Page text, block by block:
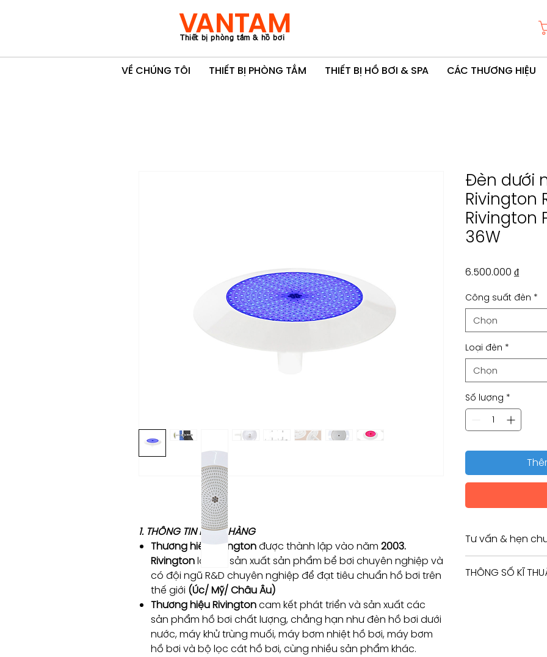
VANTAM
Thiết bị phòng tắm & hồ bơi
VỀ CHÚNG TÔI THIẾT BỊ PHÒNG TẮM THIẾT BỊ HỒ BƠI & SPA CÁC THƯƠNG HIỆU
1. THÔNG TIN NHÃN HÀNG
Thương hiệu Rivingtonđược thành lập vào năm 2003.
Rivingtonlà nhà sản xuất sản phẩm bể bơi chuyên nghiệp và
có đội ngũ R&D chuyên nghiệp để đạt tiêu chuẩn hồ bơi trên
thế giới (Úc/ Mỹ/ Châu Âu)
Thương hiệu Rivingtoncam kết phát triển và sản xuất các
sản phẩm hồ bơi chất lượng, chẳng hạn như đèn hồ bơi dưới
nước, máy khử trùng muối, máy bơm nhiệt hồ bơi, máy bơm
hồ bơi và bộ lọc cát hồ bơi, cùng nhiều sản phẩm khác.
Đèn dưới
Rivington
Rivington
36W
6.500.000 ₫Giá
Công suất đèn *
Chọn
Loại đèn *
Chọn
Số lượng *
Tư vấn & hẹn
Consulting /
THÔNG SỐ KĨ